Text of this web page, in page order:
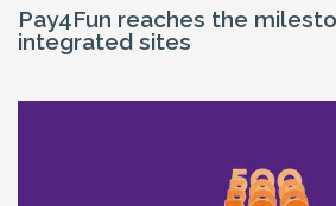
Pay4Fun reaches the
integrated sites